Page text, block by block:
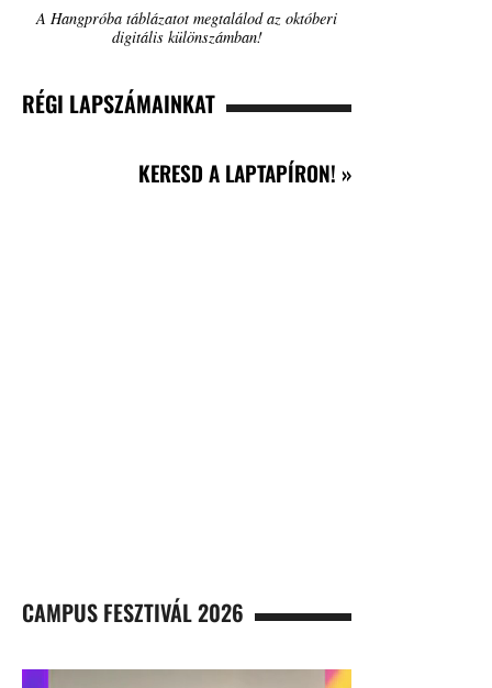
A Hangpróba táblázatot megtalálod az októberi
digitális különszámban!
RÉGI LAPSZÁMAINKAT
KERESD A LAPTAPÍRON! »
CAMPUS FESZTIVÁL 2026